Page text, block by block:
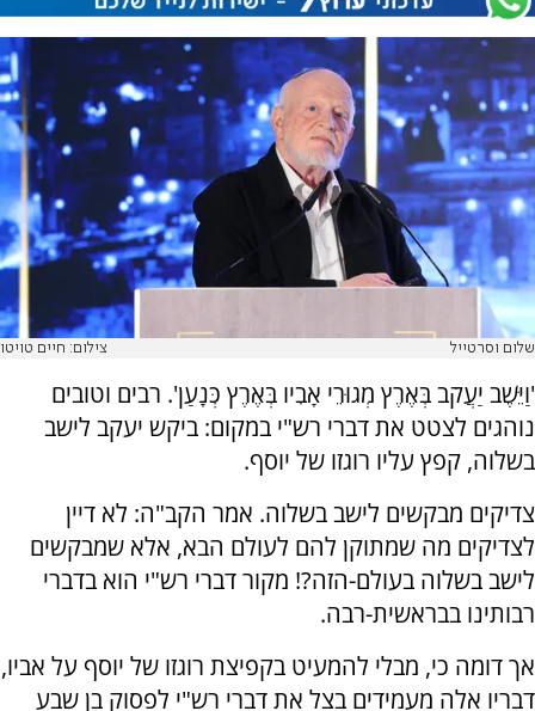
שלום וסרטייל צילום: חיים טויטו
'וַיֵּשֶׁב יַעֲקֹב בְּאֶרֶץ מְגוּרֵי אָבִיו בְּאֶרֶץ כְּנָעַן'. רבים וטובים
נוהגים לצטט את דברי רש"י במקום: ביקש יעקב לישב
בשלוה, קפץ עליו רוגזו של יוסף.
צדיקים מבקשים לישב בשלוה. אמר הקב"ה: לא דיין
לצדיקים מה שמתוקן להם לעולם הבא, אלא שמבקשים
לישב בשלוה בעולם-הזה?! מקור דברי רש"י הוא בדברי
רבותינו בבראשית-רבה.
אך דומה כי, מבלי להמעיט בקפיצת רוגזו של יוסף על אביו,
דבריו אלה מעמידים בצל את דברי רש"י לפסוק בן שבע